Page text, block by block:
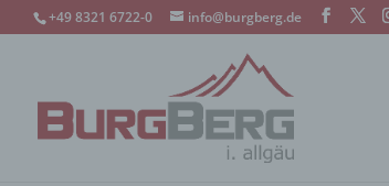
+49 8321 6722-0 info@burgberg.de